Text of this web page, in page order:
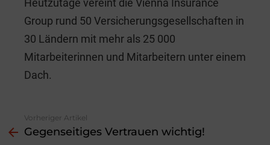
Heutzutage vereint die Vienna Insurance
Group rund 50 Versicherungsgesellschaften in
30 Ländern mit mehr als 25 000
Mitarbeiterinnen und Mitarbeitern unter einem
Dach.
more
Vorheriger Artikel
Gegenseitiges Vertrauen wichtig!